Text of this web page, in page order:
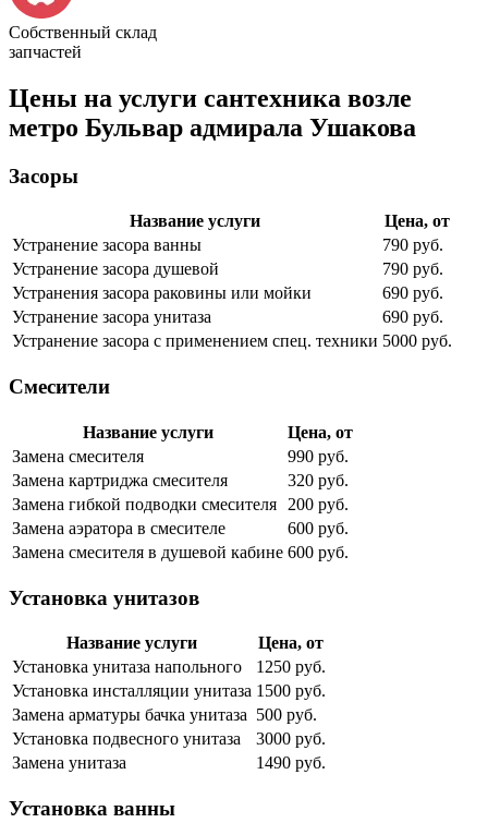
Собственный склад
запчастей
Цены на услуги сантехника возле
метро Бульвар адмирала Ушакова
Засоры
Название услуги
Цена, от
Устранение засора ванны
790 руб.
Устранение засора душевой
790 руб.
Устранения засора раковины или мойки
690 руб.
Устранение засора унитаза
690 руб.
Устранение засора с применением спец. техники 5000 руб.
Смесители
Название услуги
Цена, от
Замена смесителя
990 руб.
Замена картриджа смесителя
320 руб.
Замена гибкой подводки смесителя
200 руб.
Замена аэратора в смесителе
600 руб.
Замена смесителя в душевой кабине 600 руб.
Установка унитазов
Название услуги
Цена, от
Установка унитаза напольного
1250 руб.
Установка инсталляции унитаза 1500 руб.
Замена арматуры бачка унитаза 500 руб.
Установка подвесного унитаза
3000 руб.
Замена унитаза
1490 руб.
Установка ванны